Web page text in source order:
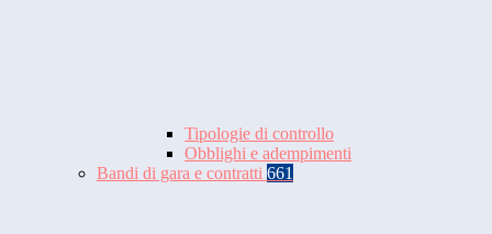
Tipologie di controllo
Obblighi e adempimenti
Bandi di gara e contratti 661